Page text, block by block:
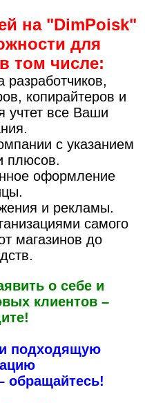
на "DimPoisk"
для
том числе:
копирайтеров и
учтет все Ваши
с указанием
плюсов.
оформление
и рекламы.
самого
магазинов до
о себе и
клиентов –
подходящую
обращайтесь!